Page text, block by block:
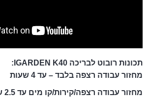
תכונות רובוט לבריכה IGARDEN K40:
מחזור עבודה רצפה בלבד – עד 4 שעות
מחזור עבודה רצפה/קירות/קו מים עד 2.5 שעות